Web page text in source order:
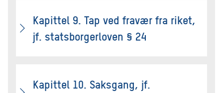
Kapittel 9. Tap ved fravær fra riket,
jf. statsborgerloven § 24
Kapittel 10. Saksgang, jf.